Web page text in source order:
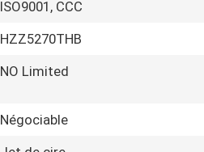
ISO9001, CCC
HZZ5270THB
NO Limited
Négociable